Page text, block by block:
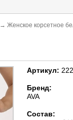
→ Женское корсетное
Артикул:
Бренд:
AVA
Состав: